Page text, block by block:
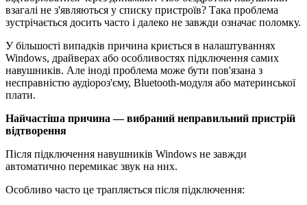
взагалі не з'являються у списку пристроїв? Така проблема
зустрічається досить часто і далеко не завжди означає поломку.
У більшості випадків причина криється в налаштуваннях
Windows, драйверах або особливостях підключення самих
навушників. Але іноді проблема може бути пов'язана з
несправністю аудіороз'єму, Bluetooth-модуля або материнської
плати.
Найчастіша причина — вибраний неправильний пристрій
відтворення
Після підключення навушників Windows не завжди
автоматично перемикає звук на них.
Особливо часто це трапляється після підключення: